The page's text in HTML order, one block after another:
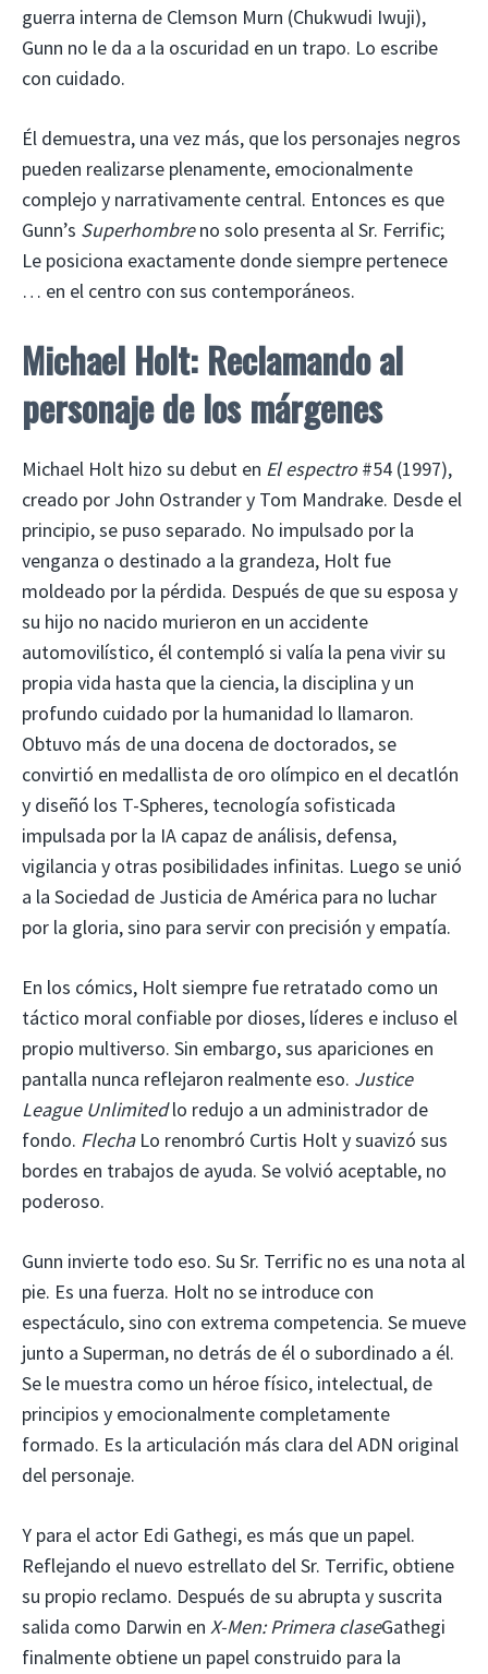
guerra interna de Clemson Murn (Chukwudi Iwuji),
Gunn no le da a la oscuridad en un trapo. Lo escribe
con cuidado.
Él demuestra, una vez más, que los personajes negros
pueden realizarse plenamente, emocionalmente
complejo y narrativamente central. Entonces es que
Gunn’s Superhombreno solo presenta al Sr. Ferrific;
Le posiciona exactamente donde siempre pertenece
… en el centro con sus contemporáneos.
Michael Holt: Reclamando al
personaje de los márgenes
Michael Holt hizo su debut en El espectro#54 (1997),
creado por John Ostrander y Tom Mandrake. Desde el
principio, se puso separado. No impulsado por la
venganza o destinado a la grandeza, Holt fue
moldeado por la pérdida. Después de que su esposa y
su hijo no nacido murieron en un accidente
automovilístico, él contempló si valía la pena vivir su
propia vida hasta que la ciencia, la disciplina y un
profundo cuidado por la humanidad lo llamaron.
Obtuvo más de una docena de doctorados, se
convirtió en medallista de oro olímpico en el decatlón
y diseñó los T-Spheres, tecnología sofisticada
impulsada por la IA capaz de análisis, defensa,
vigilancia y otras posibilidades infinitas. Luego se unió
a la Sociedad de Justicia de América para no luchar
por la gloria, sino para servir con precisión y empatía.
En los cómics, Holt siempre fue retratado como un
táctico moral confiable por dioses, líderes e incluso el
propio multiverso. Sin embargo, sus apariciones en
pantalla nunca reflejaron realmente eso. Justice
League Unlimitedlo redujo a un administrador de
fondo. FlechaLo renombró Curtis Holt y suavizó sus
bordes en trabajos de ayuda. Se volvió aceptable, no
poderoso.
Gunn invierte todo eso. Su Sr. Terrific no es una nota al
pie. Es una fuerza. Holt no se introduce con
espectáculo, sino con extrema competencia. Se mueve
junto a Superman, no detrás de él o subordinado a él.
Se le muestra como un héroe físico, intelectual, de
principios y emocionalmente completamente
formado. Es la articulación más clara del ADN original
del personaje.
Y para el actor Edi Gathegi, es más que un papel.
Reflejando el nuevo estrellato del Sr. Terrific, obtiene
su propio reclamo. Después de su abrupta y suscrita
salida como Darwin en X-Men: Primera claseGathegi
finalmente obtiene un papel construido para la